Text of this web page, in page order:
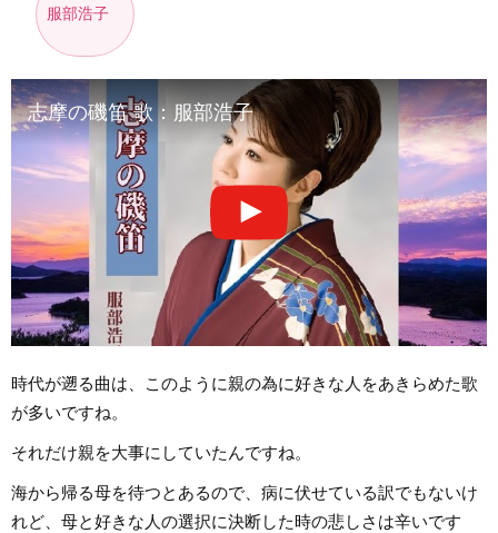
服部浩子
志摩の磯笛 歌：服部浩子
時代が遡る曲は、このように親の為に好きな人をあきらめた歌
が多いですね。
それだけ親を大事にしていたんですね。
海から帰る母を待つとあるので、病に伏せている訳でもないけ
れど、母と好きな人の選択に決断した時の悲しさは辛いです